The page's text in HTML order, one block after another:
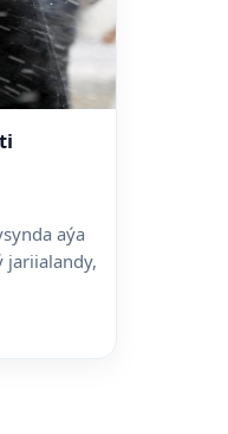
aýa
jariialandy,